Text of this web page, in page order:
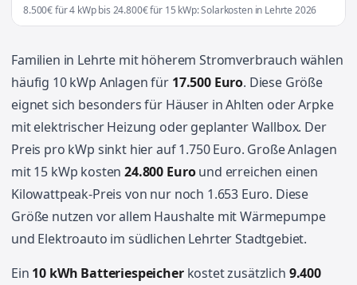
8.500€ für 4 kWp bis 24.800€ für 15 kWp: Solarkosten in Lehrte 2026
Familien in Lehrte mit höherem Stromverbrauch wählen
häufig 10 kWp Anlagen für 17.500 Euro. Diese Größe
eignet sich besonders für Häuser in Ahlten oder Arpke
mit elektrischer Heizung oder geplanter Wallbox. Der
Preis pro kWp sinkt hier auf 1.750 Euro. Große Anlagen
mit 15 kWp kosten24.800 Euround erreichen einen
Kilowattpeak-Preis von nur noch 1.653 Euro. Diese
Größe nutzen vor allem Haushalte mit Wärmepumpe
und Elektroauto im südlichen Lehrter Stadtgebiet.
Ein 10 kWh Batteriespeicherkostet zusätzlich 9.400